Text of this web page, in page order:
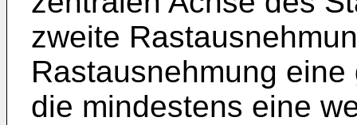
zweite
Rastausnehmung
die mindestens eine